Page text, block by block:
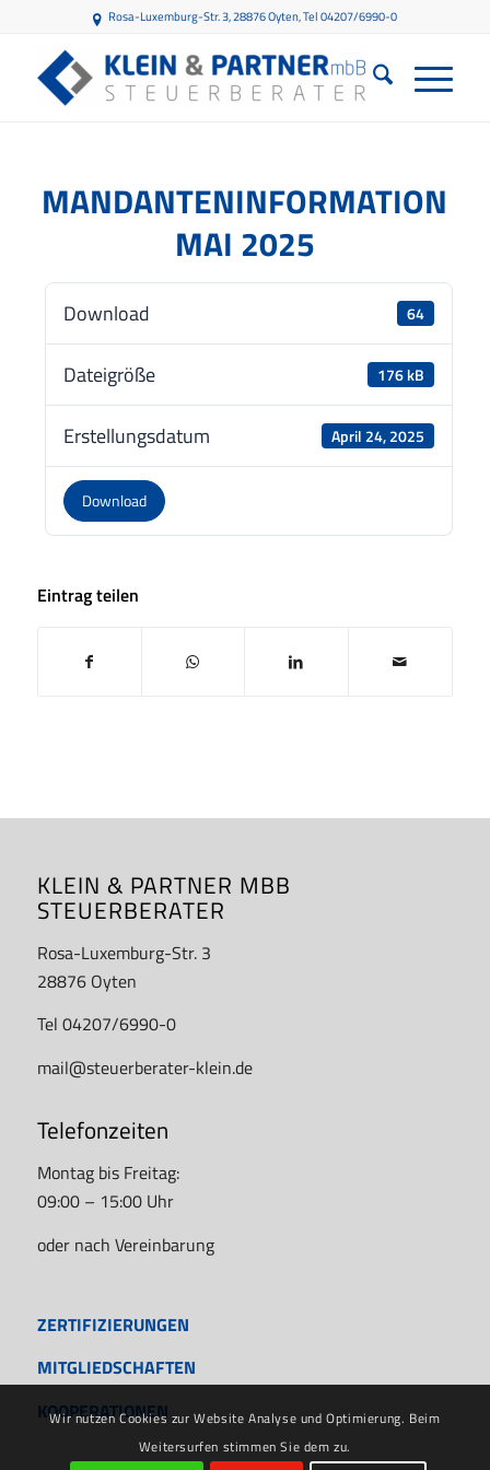
Rosa-Luxemburg-Str. 3, 28876 Oyten, Tel 04207/6990-0
MANDANTENINFORMATION
MAI 2025
Download 64
Dateigröße 176 kB
Erstellungsdatum April 24, 2025
Download
Eintrag teilen
KLEIN & PARTNER MBB
STEUERBERATER
Rosa-Luxemburg-Str. 3
28876 Oyten
Tel 04207/6990-0
mail@steuerberater-klein.de
Telefonzeiten
Montag bis Freitag:
09:00 – 15:00 Uhr
oder nach Vereinbarung
ZERTIFIZIERUNGEN
MITGLIEDSCHAFTEN
KOOPERATIONEN
Wir nutzen Cookies zur Website Analyse und Optimierung. Beim
Weitersurfen stimmen Sie dem zu.